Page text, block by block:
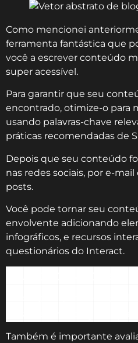
Como mencionei
ferramenta fantástica que
você a escrever conteúdo
super acessível.
Para garantir que seu
encontrado, otimize-o para
usando palavras-chave
práticas recomendadas de
Depois que seu conteúdo
nas redes sociais, por e-
posts.
Você pode tornar seu
envolvente adicionando
infográficos, e recursos
questionários do Interact.
Também é importante